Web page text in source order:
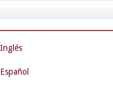
navigation
Inglés
Español